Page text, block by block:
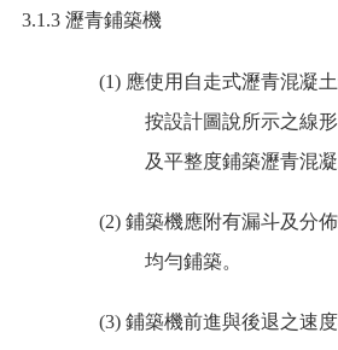
3.1.3 瀝青鋪築機
(1) 應使用自走式瀝青混凝
按設計圖說所示之線
及平整度鋪築瀝青混凝
(2)鋪築機應附有漏斗及分
均勻鋪築。
(3)鋪築機前進與後退之速